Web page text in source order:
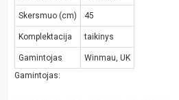
Skersmuo (cm) 45
Komplektacija taikinys
Gamintojas
Winmau, UK
Gamintojas: